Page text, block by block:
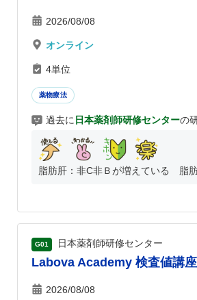
2026/08/08
オンライン
4単位
薬物療法
過去に 日本薬剤師研修センターの
脂肪肝：非C非Ｂが増えている
G01 日本薬剤師研修センター
Labova Academy 検査値講
2026/08/08